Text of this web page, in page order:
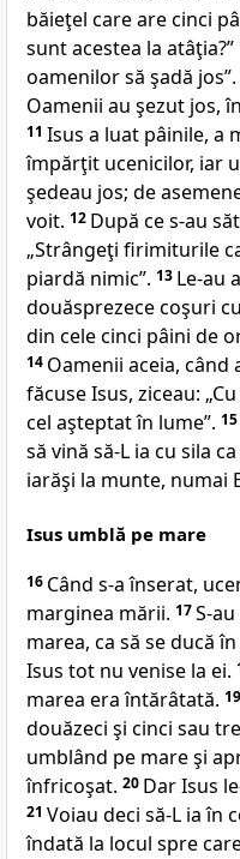
băieţel care are cinci
sunt acestea la atâţia?”
oamenilor să şadă jos”
Oamenii au şezut jos,
11 Isus a luat pâinile, a
împărţit ucenicilor, iar
şedeau jos; de
voit. 12 După ce s-au
„Strângeţi firimiturile
piardă nimic”. 13 Le-au
douăsprezece coşuri
din cele cinci pâini de
14 Oamenii aceia, când
făcuse Isus, ziceau:
cel aşteptat în lume”. 15
să vină să-L ia cu sila
iarăşi la munte, numai
Isus umblă pe mare
16 Când s-a înserat,
marginea mării. 17S-
marea, ca să se ducă
Isus tot nu venise la ei.
marea era întărâtată. 19
douăzeci şi cinci sau
umblând pe mare şi
înfricoşat. 20 Dar Isus
21 Voiau deci să-L ia în
îndată la locul spre